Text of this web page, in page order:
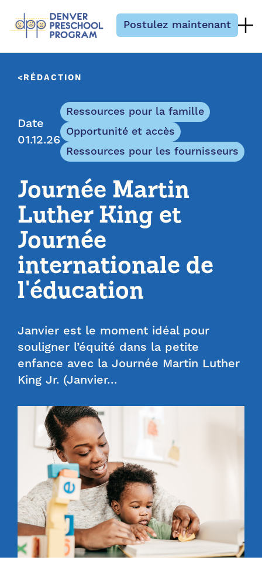
Postulez maintenant
RÉDACTION
Date
01.12.26
Ressources pour la famille
Opportunité et accès
Ressources pour les fournisseurs
Journée Martin
Luther King et
Journée
internationale de
l'éducation
Janvier est le moment idéal pour
souligner l’équité dans la petite
enfance avec la Journée Martin Luther
King Jr. (Janvier…